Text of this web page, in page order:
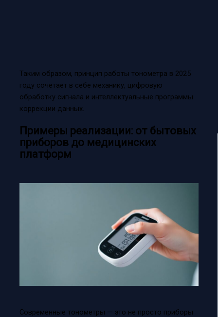
Таким образом, принцип работы тонометра в 2025
году сочетает в себе механику, цифровую
обработку сигнала и интеллектуальные программы
коррекции данных.
Примеры реализации: от бытовых
приборов до медицинских
платформ
Современные тонометры — это не просто приборы